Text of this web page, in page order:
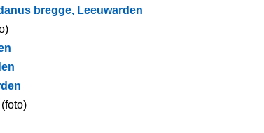
bregge, Leeuwarden
(foto)